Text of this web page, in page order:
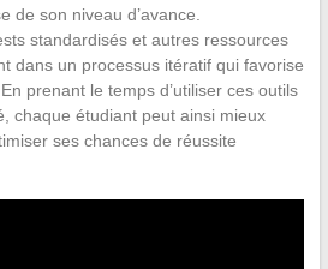
de son niveau d’avance.
standardisés et autres ressources
dans un processus itératif qui favorise
prenant le temps d’utiliser ces outils
chaque étudiant peut ainsi mieux
ses chances de réussite